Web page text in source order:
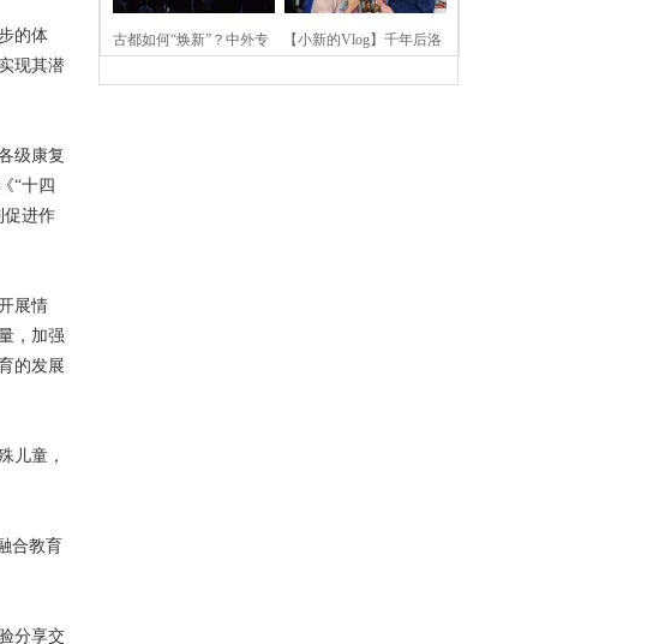
的体
现其潜
级康复
“十四
促进作
展情
，加强
的发展
儿童，
合教育
分享交
古都如何“焕新”？中外专 【小新的Vlog】千年后洛